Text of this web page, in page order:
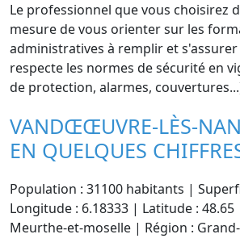
Le professionnel que vous choisirez
mesure de vous orienter sur les
administratives à remplir et
respecte les normes de sécurité en
de protection, alarmes,
VANDŒŒUVRE-LÈS-
EN QUELQUES
Population : 31100 habitants |
Longitude : 6.18333 | Latitude :
Meurthe-et-moselle | Région :